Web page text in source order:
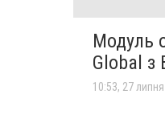
Модуль
Global з
10:53, 27 липня